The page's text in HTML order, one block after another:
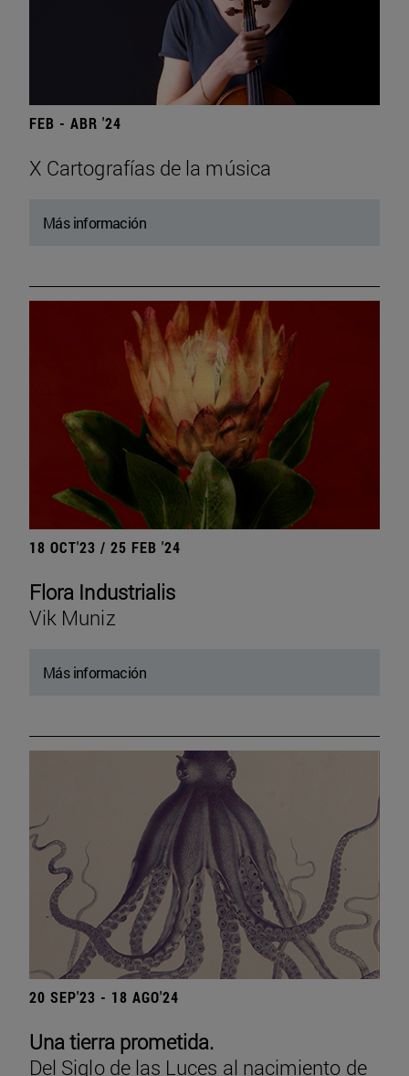
FEB - ABR '24
X Cartografías de la música
Más información
18 OCT'23 / 25 FEB '24
Flora Industrialis
Vik Muniz
Más información
20 SEP'23 - 18 AGO'24
Una tierra prometida.
Del Siglo de las Luces al nacimiento de